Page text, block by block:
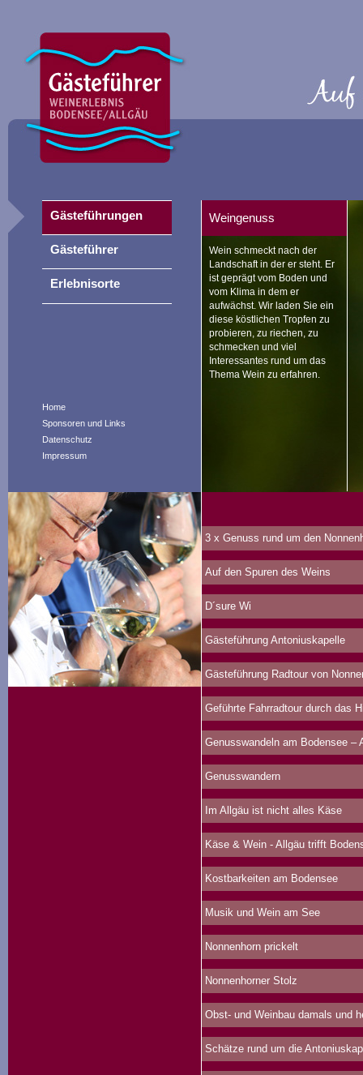
Home
Sponsoren und Links
Datenschutz
Impressum
Weingenuss
Wein schmeckt nach der
Landschaft in der er steht. Er
ist geprägt vom Boden und
vom Klima in dem er
aufwächst. Wir laden Sie ein
diese köstlichen Tropfen zu
probieren, zu riechen, zu
schmecken und viel
Interessantes rund um das
Thema Wein zu erfahren.
3 x Genuss rund um den
Auf den Spuren des Weins
D´sure Wi
Gästeführung Antoniuskapelle
Gästeführung Radtour von
Geführte Fahrradtour durch das
Genusswandeln am Bodensee –
Genusswandern
Im Allgäu ist nicht alles Käse
Käse & Wein - Allgäu trifft
Kostbarkeiten am Bodensee
Musik und Wein am See
Nonnenhorn prickelt
Nonnenhorner Stolz
Obst- und Weinbau damals und
Schätze rund um die
Gästeführungen
Gästeführer
Erlebnisorte